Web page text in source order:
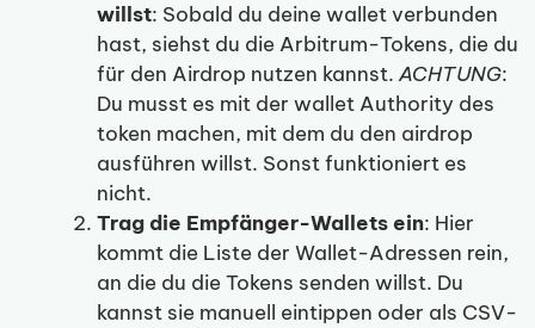
willst: Sobald du deine wallet verbunden
hast, siehst du die Arbitrum-Tokens, die du
für den Airdrop nutzen kannst.ACHTUNG:
Du musst es mit der wallet Authority des
token machen, mit dem du den airdrop
ausführen willst. Sonst funktioniert es
nicht.
Trag die Empfänger-Wallets ein: Hier
kommt die Liste der Wallet-Adressen rein,
an die du die Tokens senden willst. Du
kannst sie manuell eintippen oder als CSV-